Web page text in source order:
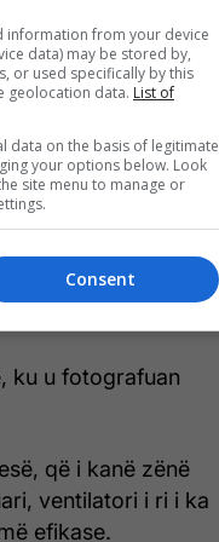
dukshme, që
ku u fotografuan
që i kanë zënë
ventilatori i ri i ka
efikase.
information from your device
data) may be stored by,
or used specifically by this
geolocation data. List of
data on the basis of legitimate
your options below. Look
site menu to manage or
Consent